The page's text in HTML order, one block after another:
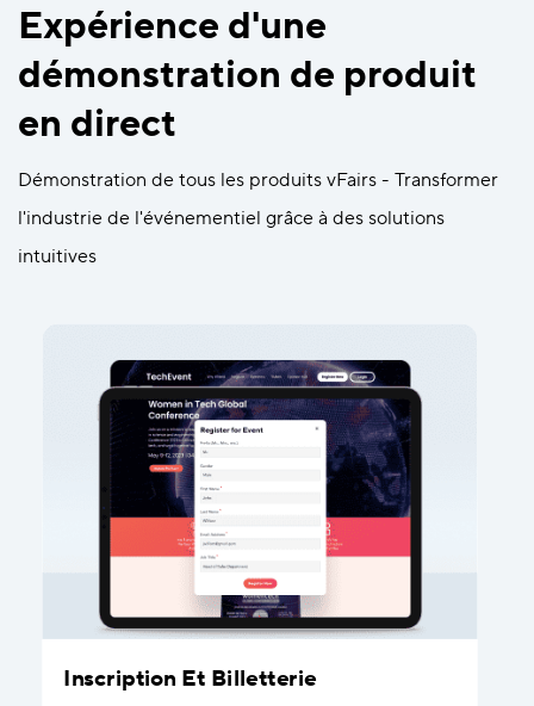
Expérience d'une
démonstration de produit
en direct
Démonstration de tous les produits vFairs - Transformer
l'industrie de l'événementiel grâce à des solutions
intuitives
Inscription Et Billetterie